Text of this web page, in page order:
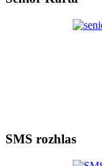
SMS rozhlas